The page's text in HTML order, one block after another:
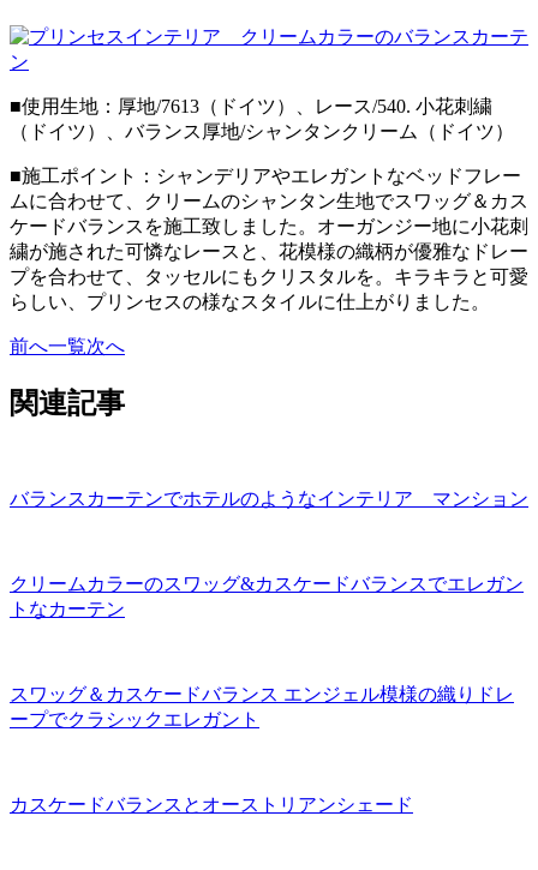
■使用生地：厚地/7613（ドイツ）、レース/540. 小花刺繍
（ドイツ）、バランス厚地/シャンタンクリーム（ドイツ）
■施工ポイント：シャンデリアやエレガントなベッドフレー
ムに合わせて、クリームのシャンタン生地でスワッグ＆カス
ケードバランスを施工致しました。オーガンジー地に小花刺
繍が施された可憐なレースと、花模様の織柄が優雅なドレー
プを合わせて、タッセルにもクリスタルを。キラキラと可愛
らしい、プリンセスの様なスタイルに仕上がりました。
前へ一覧次へ
関連記事
バランスカーテンでホテルのようなインテリア マンション
クリームカラーのスワッグ&カスケードバランスでエレガン
トなカーテン
スワッグ＆カスケードバランス エンジェル模様の織りドレ
ープでクラシックエレガント
カスケードバランスとオーストリアンシェード